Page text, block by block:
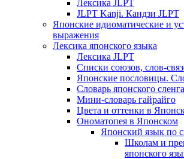
Лексика JLPT
JLPT Kanji. Кандзи JLPT
Японские идиоматические и
выражения
Лексика японского языка
Лексика JLPT
Списки союзов, слов-
Японские пословицы.
Словарь японского сленга
Мини-словарь гайрайго
Цвета и оттенки в
Ономатопея в Японском
Японский язык по
Школам и
японского